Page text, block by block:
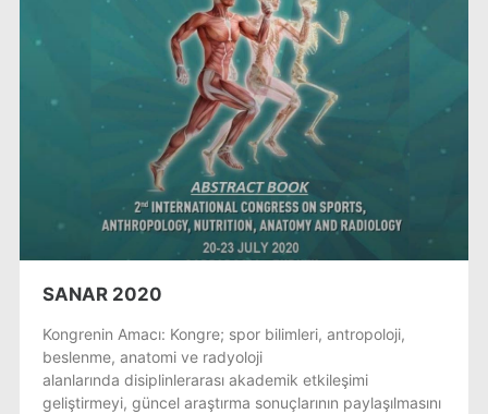
SANAR 2020
Kongrenin Amacı: Kongre; spor bilimleri, antropoloji,
beslenme, anatomi ve radyoloji
alanlarında disiplinlerarası akademik etkileşimi
geliştirmeyi, güncel araştırma sonuçlarının paylaşılmasını